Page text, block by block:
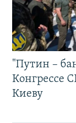
"Путин –
Конгрессе
Киеву